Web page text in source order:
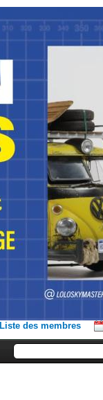
Liste des membres